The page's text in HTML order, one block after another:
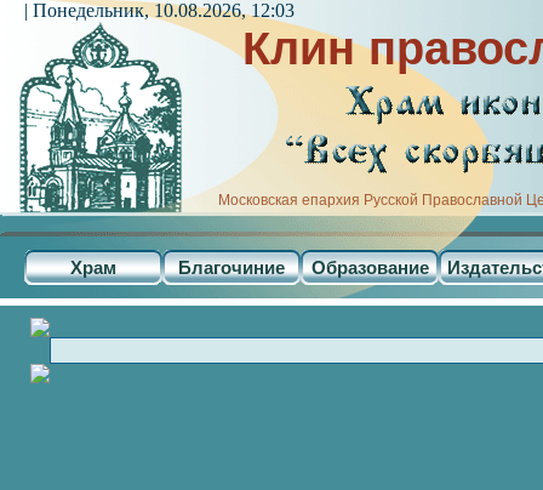
Клин
Московская епархия Русской Православной
Храм Благочиние Образование
| Понедельник, 10.08.2026, 12:03